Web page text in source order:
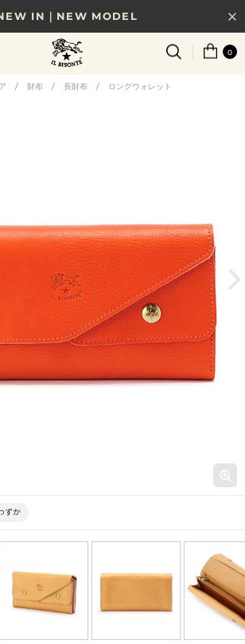
IN｜NEW MODEL
まで｜税込11,000円以上で送料無料
ーンから選べる、新しいギフトガイド
0
/ 財布 / 長財布 / ロングウォレット
ずか